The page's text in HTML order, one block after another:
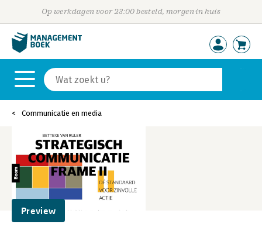
Op werkdagen voor 23:00 besteld, morgen in huis
Communicatie en media
Preview